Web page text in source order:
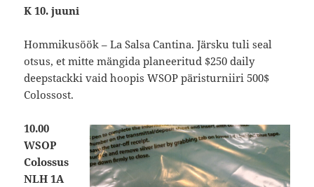
K 10. juuni
Hommikusöök – La Salsa Cantina. Järsku tuli seal
otsus, et mitte mängida planeeritud $250 daily
deepstackki vaid hoopis WSOP päristurniiri 500$
Colossost.
10.00
WSOP
Colossus
NLH 1A